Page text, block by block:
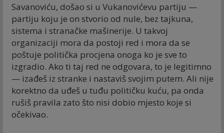
Savanoviću, došao si u Vukanovićevu partiju —
partiju koju je on stvorio od nule, bez tajkuna,
sistema i stranačke mašinerije. U takvoj
organizaciji mora da postoji red i mora da se
poštuje politička procjena onoga ko je sve to
izgradio. Ako ti taj red ne odgovara, to je legitimno
— izađeš iz stranke i nastaviš svojim putem. Ali nije
korektno da uđeš u tuđu političku kuću, pa onda
rušiš pravila zato što nisi dobio mjesto koje si
očekivao.